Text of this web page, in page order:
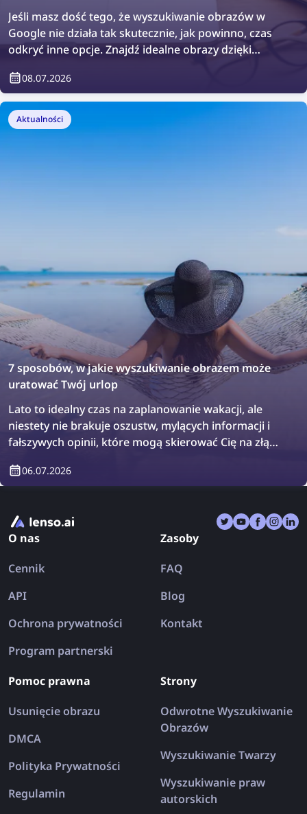
Jeśli masz dość tego, że wyszukiwanie obrazów w
Google nie działa tak skutecznie, jak powinno, czas
odkryć inne opcje. Znajdź idealne obrazy dzięki
obrazów w 2026 roku!
08.07.2026
Aktualności
7 sposobów, w jakie wyszukiwanie obrazem może
uratować Twój urlop
Lato to idealny czas na zaplanowanie wakacji, ale
niestety nie brakuje oszustw, mylących informacji i
fałszywych opinii, które mogą skierować Cię na złą
bardziej rozczarowany niż przed wyjazdem. Sprawdź,
jak wyszukiwanie obrazem może raz na zawsze
06.07.2026
O nas
Cennik
API
Ochrona prywatności
Program partnerski
Zasoby
FAQ
Blog
Kontakt
Pomoc prawna
Usunięcie obrazu
DMCA
Polityka Prywatności
Regulamin
Strony
Odwrotne Wyszukiwanie
Obrazów
Wyszukiwanie Twarzy
Wyszukiwanie praw
autorskich